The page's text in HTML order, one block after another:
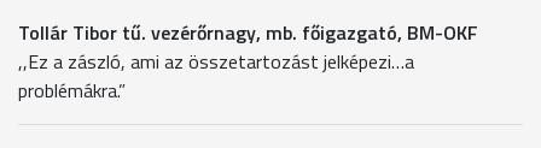
Tollár Tibor tű. vezérőrnagy, mb. főigazgató, BM-OKF
,,Ez a zászló, ami az összetartozást jelképezi…a
problémákra.”